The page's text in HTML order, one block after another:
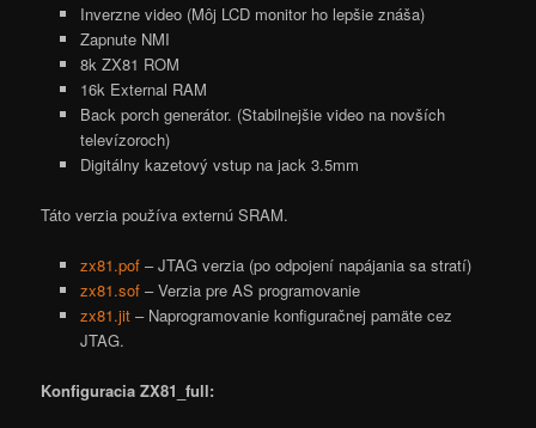
Inverzne video (Môj LCD monitor ho lepšie znáša)
Zapnute NMI
8k ZX81 ROM
16k External RAM
Back porch generátor. (Stabilnejšie video na novších
televízoroch)
Digitálny kazetový vstup na jack 3.5mm
Táto verzia používa externú SRAM.
zx81.pof– JTAG verzia (po odpojení napájania sa stratí)
zx81.sof– Verzia pre AS programovanie
zx81.jit– Naprogramovanie konfiguračnej pamäte cez
JTAG.
Konfiguracia ZX81_full: